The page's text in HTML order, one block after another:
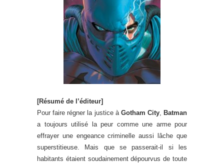
[Résumé de l’éditeur]
Pour faire régner la justice à Gotham City, Batman
a toujours utilisé la peur comme une arme pour
effrayer une engeance criminelle aussi lâche que
superstitieuse. Mais que se passerait-il si les
habitants étaient soudainement dépourvus de toute